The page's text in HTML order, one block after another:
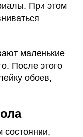
При этом
маленькие
После этого
обоев,
состоянии,